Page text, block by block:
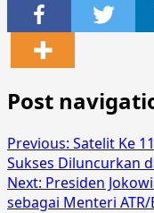
Share
Post
Previous: Satelit Ke
Sukses Diluncurkan
Next: Presiden
sebagai Menteri ATR/